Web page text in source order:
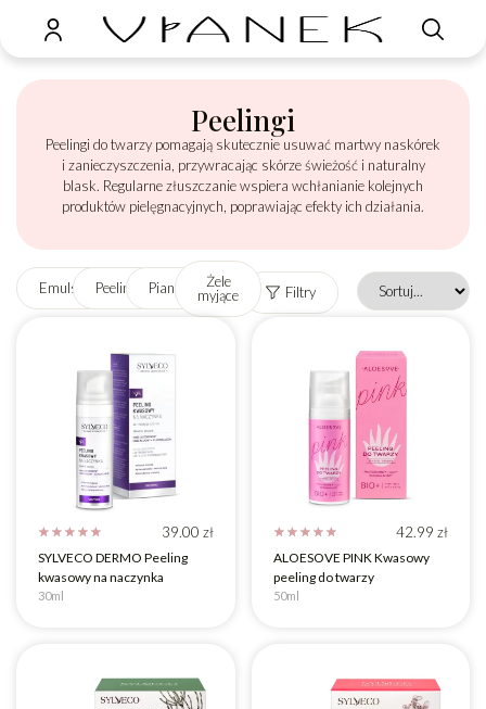
Peelingi
Peelingi do twarzy pomagają skutecznie usuwać martwy naskórek
i zanieczyszczenia, przywracając skórze świeżość i naturalny
blask. Regularne złuszczanie wspiera wchłanianie kolejnych
produktów pielęgnacyjnych, poprawiając efekty ich działania.
Filtry
Emulsje Peelingi Pianki
Żele
myjące
Po
konsultacji
Tak
☆ ☆ ☆ ☆ ☆ 39.00 zł
SYLVECO DERMO Peeling
kwasowy na naczynka
30ml
☆ ☆ ☆ ☆ ☆ 42.99 zł
ALOESOVE PINK Kwasowy
peeling do twarzy
50ml